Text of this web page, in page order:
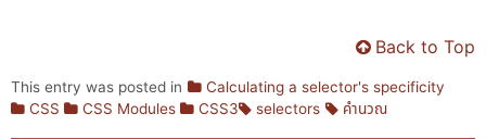
Back to Top
This entry was posted in
Calculating a selector's specificity
CSS
CSS Modules CSS3 selectors คำนวณ